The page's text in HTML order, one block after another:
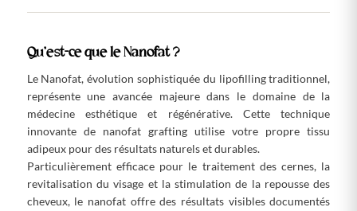
Qu’est-ce que le Nanofat ?
Le Nanofat, évolution sophistiquée du lipofilling traditionnel,
représente une avancée majeure dans le domaine de la
médecine esthétique et régénérative. Cette technique
innovante de nanofat grafting utilise votre propre tissu
adipeux pour des résultats naturels et durables.
Particulièrement efficace pour le traitement des cernes, la
revitalisation du visage et la stimulation de la repousse des
cheveux, le nanofat offre des résultats visibles documentés